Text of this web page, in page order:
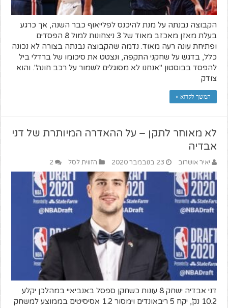
הקבוצה נבנתה על מנת להיכנס לפלייאוף כבר השנה, אך כרגע
בעלת מאזן מאכזב מאוד של 3 ניצחונות למול 8 הפסדים
ופתיחת עונה רעה מאוד. נדמה שהקבוצה נבנתה בצורה לא נכונה
כלל, בדגש על שחקני התקפה, ונצטט את סיכומו של ברדלי ביל
להפסד בבוסטון "אנחנו לא מסוגלים לשמור על רכב חונה". והוא
צודק
המשך לקרוא »
לא מאוחר לתקן – על ההאדרה המיותרת של דני
אבדיה
יאיר אושרוב 23 בנובמבר 2020 הזווית לסל 2
דני אבדיה ישחק 8 עונות כשחקן ספסל באנביאיי במהלכן יקלע
10.2 נק', יקח 5 ריבאונדים וימסור 1.2 אסיסיטים בממוצע למשחק